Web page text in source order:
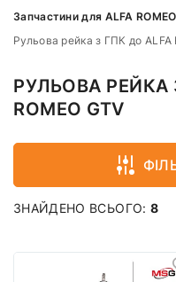
Запчастини для ALFA
Рульова рейка з ГПК до ALFA
РУЛЬОВА РЕЙКА
ROMEO GTV
ЗНАЙДЕНО ВСЬОГО: 8